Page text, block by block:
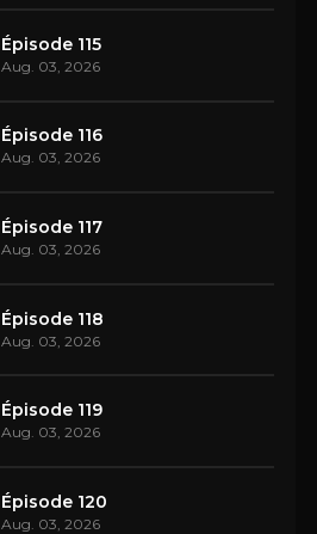
Épisode 115
Aug. 03, 2026
Épisode 116
Aug. 03, 2026
Épisode 117
Aug. 03, 2026
Épisode 118
Aug. 03, 2026
Épisode 119
Aug. 03, 2026
Épisode 120
Aug. 03, 2026